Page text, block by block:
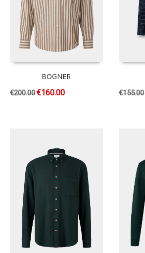
BOGNER
€200.00€160.00 €155.00